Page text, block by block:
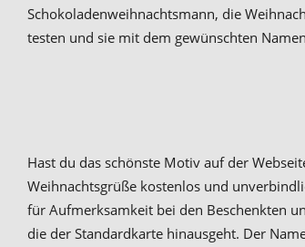
Schokoladenweihnachtsmann, die
testen und sie mit dem gewünschten
Hast du das schönste Motiv auf der
Weihnachtsgrüße kostenlos und
für Aufmerksamkeit bei den Beschenkten
die der Standardkarte hinausgeht. Der